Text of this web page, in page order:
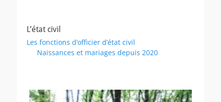
L’état civil
Les fonctions d’officier d’état civil
Naissances et mariages depuis 2020